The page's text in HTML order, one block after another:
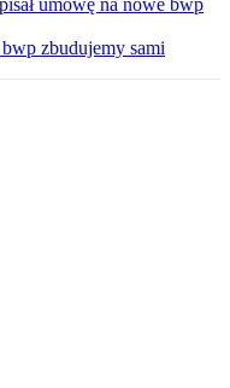
umowę na nowe bwp
zbudujemy sami